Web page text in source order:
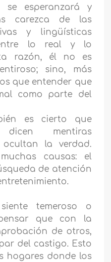
se esperanzará y
carezca de las
y lingüísticas
lo real y lo
razón, él no es
sino, más
que entender que
como parte del
es cierto que
mentiras
ocultan la verdad.
causas: el
de atención
temeroso o
que con la
de otros,
del castigo. Esto
hogares donde los